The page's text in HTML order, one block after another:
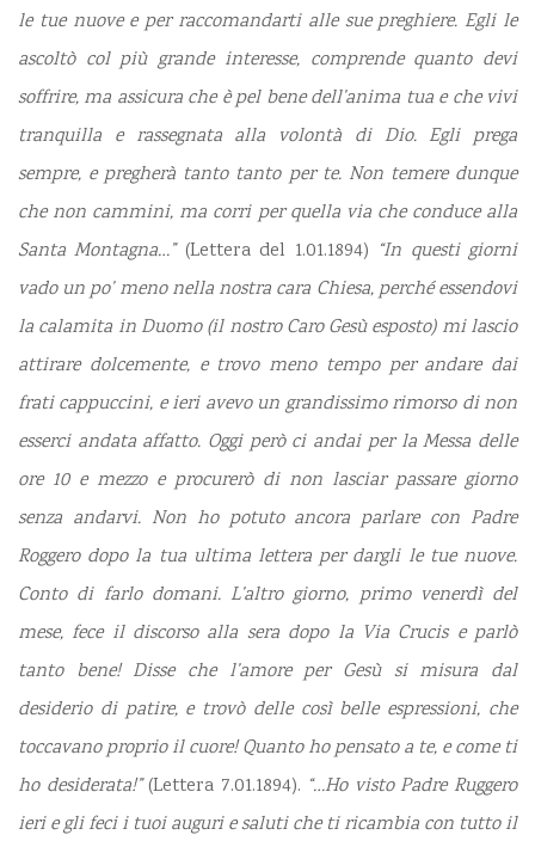
le tue nuove e per raccomandarti alle sue preghiere. Egli le
ascoltò col più grande interesse, comprende quanto devi
soffrire, ma assicura che è pel bene dell’anima tua e che vivi
tranquilla e rassegnata alla volontà di Dio. Egli prega
sempre, e pregherà tanto tanto per te. Non temere dunque
che non cammini, ma corri per quella via che conduce alla
Santa Montagna…” (Lettera del 1.01.1894) “In questi giorni
vado un po’ meno nella nostra cara Chiesa, perché essendovi
la calamita in Duomo (il nostro Caro Gesù esposto) mi lascio
attirare dolcemente, e trovo meno tempo per andare dai
frati cappuccini, e ieri avevo un grandissimo rimorso di non
esserci andata affatto. Oggi però ci andai per la Messa delle
ore 10 e mezzo e procurerò di non lasciar passare giorno
senza andarvi. Non ho potuto ancora parlare con Padre
Roggero dopo la tua ultima lettera per dargli le tue nuove.
Conto di farlo domani. L’altro giorno, primo venerdì del
mese, fece il discorso alla sera dopo la Via Crucis e parlò
tanto bene! Disse che l’amore per Gesù si misura dal
desiderio di patire, e trovò delle così belle espressioni, che
toccavano proprio il cuore! Quanto ho pensato a te, e come ti
ho desiderata!”(Lettera 7.01.1894). “…Ho visto Padre Ruggero
ieri e gli feci i tuoi auguri e saluti che ti ricambia con tutto il